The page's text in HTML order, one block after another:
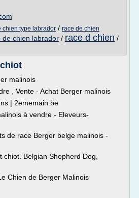
chien type labrador / race de chien
de chien labrador / race d chien /
malinois
, Vente - Achat Berger malinois
| 2ememain.be
à vendre - Eleveurs-
de race Berger belge malinois -
Belgian Shepherd Dog,
Chien de Berger Malinois